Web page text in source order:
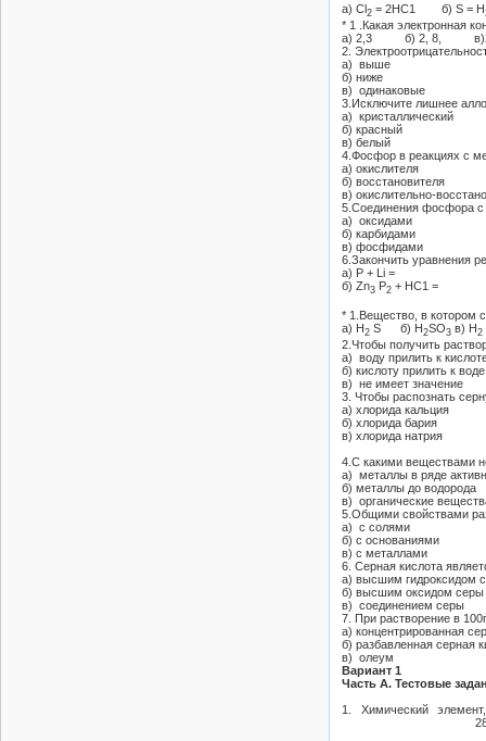
а) Сl2 = 2НС1 б) S = H
* 1 .Какая электронная
а) 2,3 б) 2, 8, в)2,
2.
а) выше
б) ниже
в) одинаковые
3.Исключите лишнее
а) кристаллический
б) красный
в) белый
4.Фосфор в реакциях с
а) окислителя
б) восстановителя
в) окислительно-
5.Соединения фосфора
а) оксидами
б) карбидами
в) фосфидами
6.Закончить уравнения
а) Р + Li =
б) Zn3 Р2+ НС1 =
* 1.Вещество, в котором
а) Н2 S б) Н2SO3в) Н2
2.Чтобы получить
а) воду прилить к
б) кислоту прилить к воде
в) не имеет значение
3. Чтобы распознать
а) хлорида кальция
б) хлорида бария
в) хлорида натрия
4.С какими веществами
а) металлы в ряде
б) металлы до водорода
в) органические
5.Общими свойствами
а) с солями
б) с основаниями
в) с металлами
6. Серная кислота
а) высшим гидроксидом
б) высшим оксидом серы
в) соединением серы
7. При растворение в
а) концентрированная
б) разбавленная серная
в) олеум
Вариант 1
Часть А. Тестовые
1. Химический